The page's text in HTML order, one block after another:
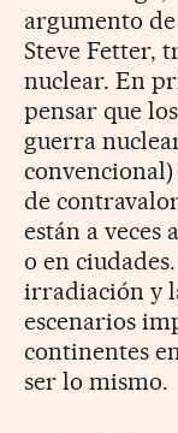
argumento
Steve Fetter,
nuclear. En
pensar que
guerra
de
están a veces
o en
irradiación y
escenarios
continentes
ser lo mismo.